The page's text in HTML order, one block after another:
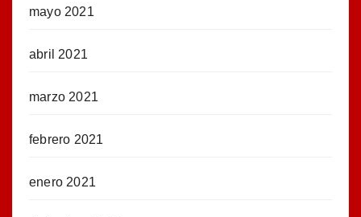
mayo 2021
abril 2021
marzo 2021
febrero 2021
enero 2021